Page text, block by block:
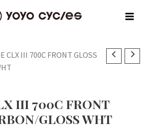
CLX III 700C FRONT GLOSS
III 700C FRONT
GLOSS WHT